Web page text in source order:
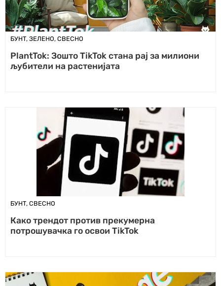
БУНТ, ЗЕЛЕНО, СВЕСНО
PlantTok: Зошто TikTok стана рај за милиони
љубители на растенијата
БУНТ, СВЕСНО
Како трендот против прекумерна
потрошувачка го освои TikTok